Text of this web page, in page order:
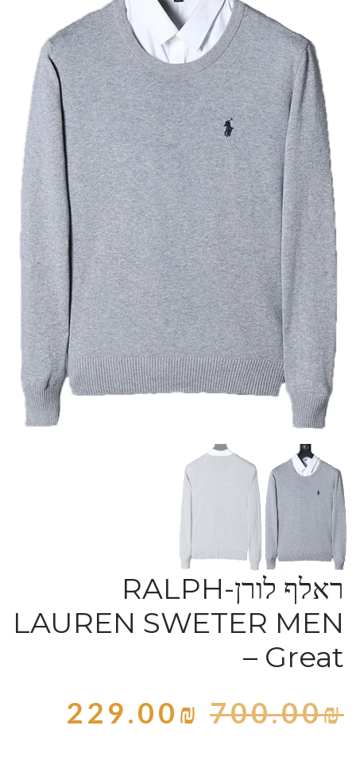
ראלף לורן-RALPH
LAUREN SWETER MEN
– Great
700.00₪
229.00₪